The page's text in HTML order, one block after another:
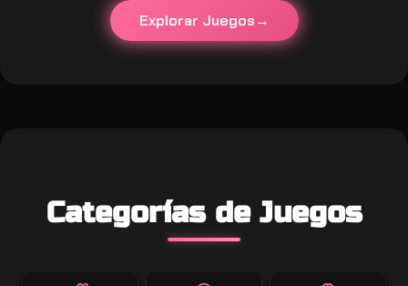
Explorar Juegos
Categorías de Juegos